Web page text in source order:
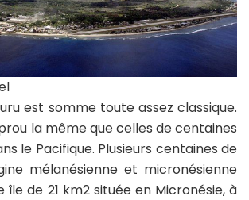
est somme toute assez classique.
la même que celles de centaines
le Pacifique. Plusieurs centaines de
mélanésienne et micronésienne
de 21 km2 située en Micronésie, à